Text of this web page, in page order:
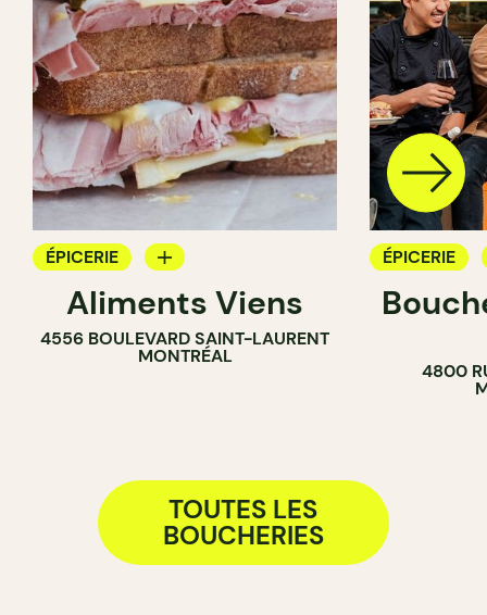
ÉPICERIE
COMPTOIR
BOUCHER
Aliments Viens
4556 BOULEVARD SAINT-LAURENT
MONTRÉAL
ÉPICERIE
COMPTOIR
4800
TOUTES LES
BOUCHERIES